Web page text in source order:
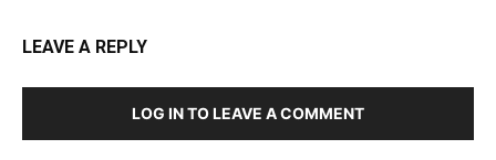
LEAVE A REPLY
LOG IN TO LEAVE A COMMENT